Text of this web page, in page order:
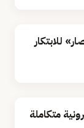
للابتكار
متكاملة